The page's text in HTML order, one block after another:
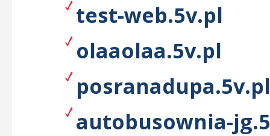
test-web.5v.pl
olaaolaa.5v.pl
posranadupa.5v.pl
autobusownia-